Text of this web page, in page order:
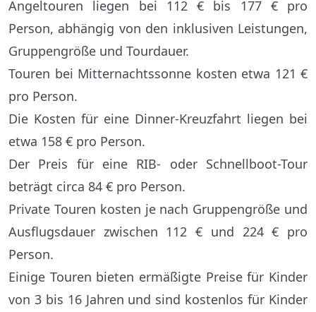
Angeltouren liegen bei 112 € bis 177 € pro
Person, abhängig von den inklusiven Leistungen,
Gruppengröße und Tourdauer.
Touren bei Mitternachtssonne kosten etwa 121 €
pro Person.
Die Kosten für eine Dinner-Kreuzfahrt liegen bei
etwa 158 € pro Person.
Der Preis für eine RIB- oder Schnellboot-Tour
beträgt circa 84 € pro Person.
Private Touren kosten je nach Gruppengröße und
Ausflugsdauer zwischen 112 € und 224 € pro
Person.
Einige Touren bieten ermäßigte Preise für Kinder
von 3 bis 16 Jahren und sind kostenlos für Kinder